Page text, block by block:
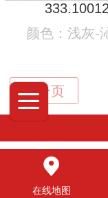
颜色：浅灰-
©2025 广
在线地图